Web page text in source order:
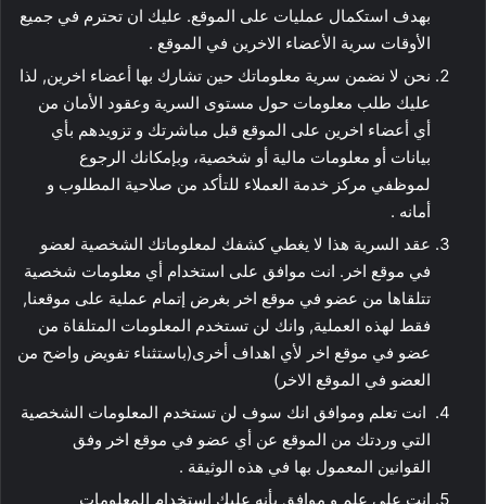
بهدف استكمال عمليات على الموقع. عليك ان تحترم في جميع
الأوقات سرية الأعضاء الاخرين في الموقع .
نحن لا نضمن سرية معلوماتك حين تشارك بها أعضاء اخرين, لذا
عليك طلب معلومات حول مستوى السرية وعقود الأمان من
أي أعضاء اخرين على الموقع قبل مباشرتك و تزويدهم بأي
بيانات أو معلومات مالية أو شخصية، وبإمكانك الرجوع
لموظفي مركز خدمة العملاء للتأكد من صلاحية المطلوب و
أمانه .
عقد السرية هذا لا يغطي كشفك لمعلوماتك الشخصية لعضو
في موقع اخر. انت موافق على استخدام أي معلومات شخصية
تتلقاها من عضو في موقع اخر بغرض إتمام عملية على موقعنا,
فقط لهذه العملية, وانك لن تستخدم المعلومات المتلقاة من
عضو في موقع اخر لأي اهداف أخرى(باستثناء تفويض واضح من
العضو في الموقع الاخر)
انت تعلم وموافق انك سوف لن تستخدم المعلومات الشخصية
التي وردتك من الموقع عن أي عضو في موقع اخر وفق
القوانين المعمول بها في هذه الوثيقة .
انت على علم و موافق بأنه عليك استخدام المعلومات